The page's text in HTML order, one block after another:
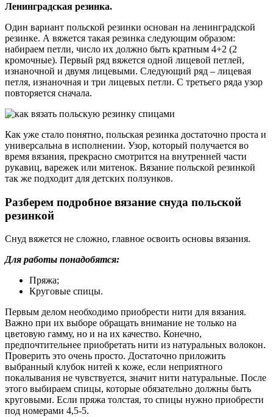
Ленинградская резинка.
Один вариант польской резинки основан на ленинградской
резинке. А вяжется такая резинка следующим образом:
набираем петли, число их должно быть кратным 4+2 (2
кромочные). Первый ряд вяжется одной лицевой петлей,
изнаночной и двумя лицевыми. Следующий ряд – лицевая
петля, изнаночная и три лицевых петли. С третьего ряда узор
повторяется сначала.
Как уже стало понятно, польская резинка достаточно проста и
универсальна в исполнении. Узор, который получается во
время вязания, прекрасно смотрится на внутренней части
рукавиц, варежек или митенок. Вязание польской резинкой
так же подходит для детских ползунков.
Разберем подробное вязание снуда польской
резинкой
Снуд вяжется не сложно, главное освоить основы вязания.
Для работы понадобятся:
Пряжа;
Круговые спицы.
Первым делом необходимо приобрести нити для вязания.
Важно при их выборе обращать внимание не только на
цветовую гамму, но и на их качество. Конечно,
предпочтительнее приобретать нити из натуральных волокон.
Проверить это очень просто. Достаточно приложить
выбранный клубок нитей к коже, если неприятного
покалывания не чувствуется, значит нити натуральные. После
этого выбираем спицы, которые обязательно должны быть
круговыми. Если пряжа толстая, то спицы нужно приобрести
под номерами 4,5-5.